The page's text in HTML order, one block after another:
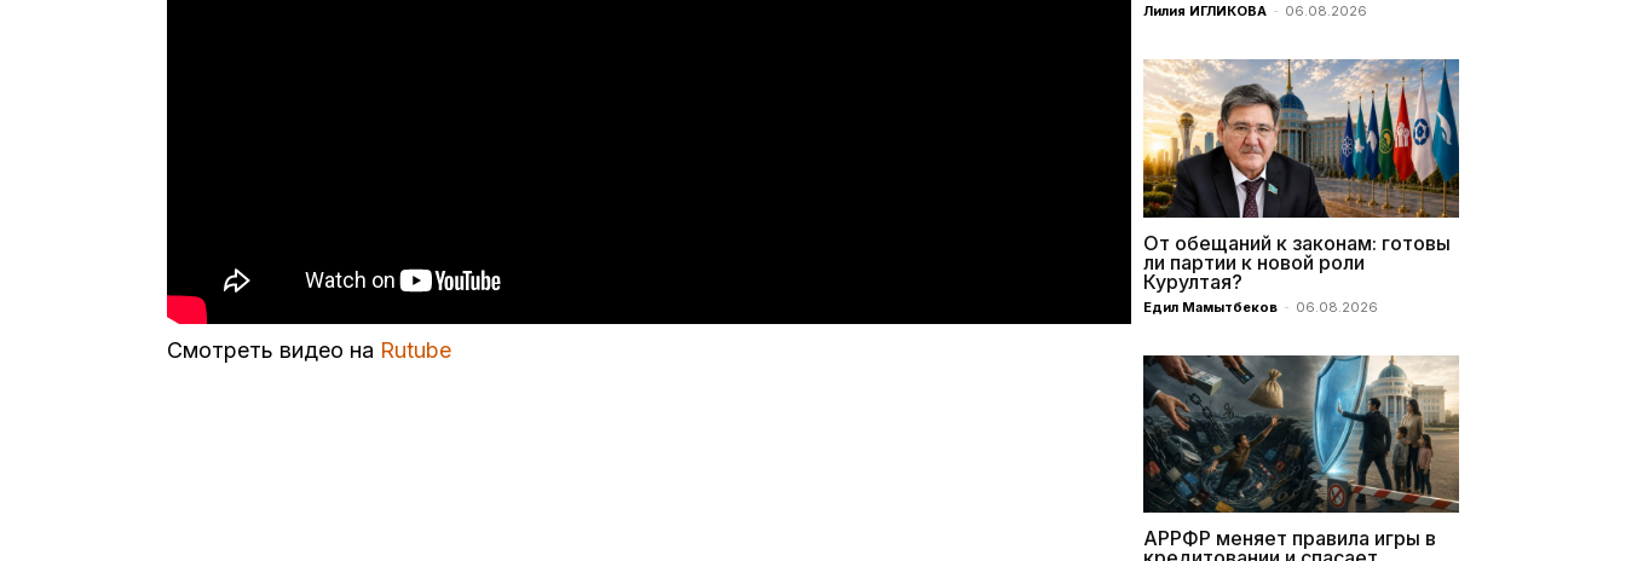
Смотреть видео на Rutube
Лилия ИГЛИКОВА - 06.08.2026
От обещаний к законам: готовы
ли партии к новой роли
Курултая?
Едил Мамытбеков - 06.08.2026
АРРФР меняет правила игры в